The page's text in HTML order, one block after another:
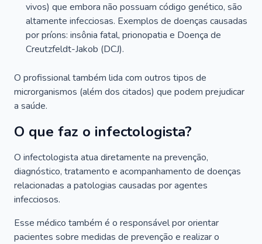
vivos) que embora não possuam código genético, são
altamente infecciosas. Exemplos de doenças causadas
por príons: insônia fatal, prionopatia e Doença de
Creutzfeldt-Jakob (DCJ).
O profissional também lida com outros tipos de
microrganismos (além dos citados) que podem prejudicar
a saúde.
O que faz o infectologista?
O infectologista atua diretamente na prevenção,
diagnóstico, tratamento e acompanhamento de doenças
relacionadas a patologias causadas por agentes
infecciosos.
Esse médico também é o responsável por orientar
pacientes sobre medidas de prevenção e realizar o